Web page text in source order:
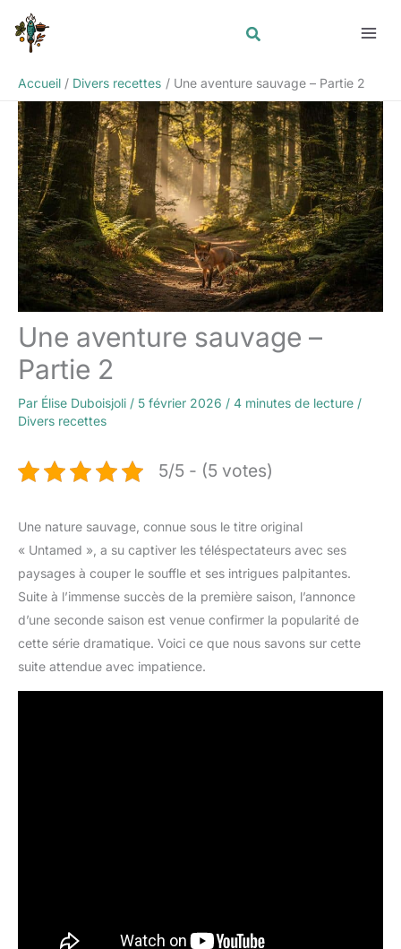
contenu
Accueil
Divers recettes Une aventure sauvage – Partie 2
Une aventure sauvage –
Partie 2
Par Élise Duboisjoli / 5 février 2026 / 4 minutes de lecture /
Divers recettes
5/5 - (5 votes)
Une nature sauvage, connue sous le titre original
« Untamed », a su captiver les téléspectateurs avec ses
paysages à couper le souffle et ses intrigues palpitantes.
Suite à l’immense succès de la première saison, l’annonce
d’une seconde saison est venue confirmer la popularité de
cette série dramatique. Voici ce que nous savons sur cette
suite attendue avec impatience.
Rechercher